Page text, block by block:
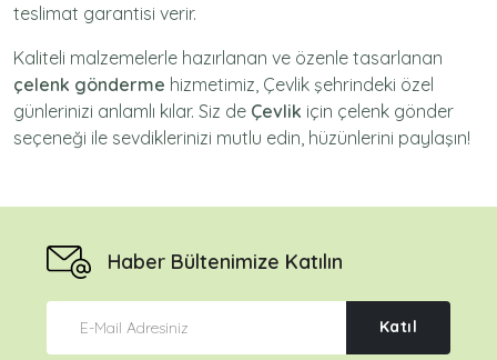
teslimat garantisi verir.
Kaliteli malzemelerle hazırlanan ve özenle tasarlanan
çelenk gönderme hizmetimiz, Çevlik şehrindeki özel
günlerinizi anlamlı kılar. Siz de Çevlik için çelenk gönder
seçeneği ile sevdiklerinizi mutlu edin, hüzünlerini paylaşın!
Haber Bültenimize Katılın
Katıl